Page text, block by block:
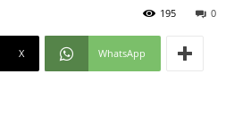
0
195
X WhatsApp